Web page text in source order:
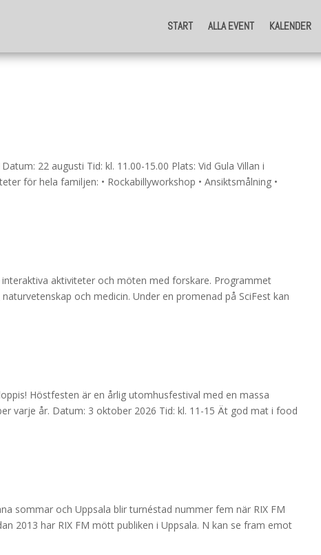
START ALLA EVENT KALENDER
START ALLA EVENT KALENDER
22 augusti Tid: kl. 11.00-15.00 Plats: Vid Gula Villan i
för hela familjen: • Rockabillyworkshop • Ansiktsmålning •
aktiviteter och möten med forskare. Programmet
och medicin. Under en promenad på SciFest kan
Höstfesten är en årlig utomhusfestival med en massa
varje år. Datum: 3 oktober 2026 Tid: kl. 11-15 Ät god mat i food
sommar och Uppsala blir turnéstad nummer fem när RIX FM
2013 har RIX FM mött publiken i Uppsala. N kan se fram emot